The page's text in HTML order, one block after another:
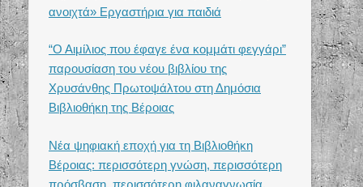
ανοιχτά» Εργαστήρια για παιδιά
“Ο Αιμίλιος που έφαγε ένα κομμάτι φεγγάρι”
παρουσίαση του νέου βιβλίου της
Χρυσάνθης Πρωτοψάλτου στη Δημόσια
Βιβλιοθήκη της Βέροιας
Νέα ψηφιακή εποχή για τη Βιβλιοθήκη
Βέροιας: περισσότερη γνώση, περισσότερη
πρόσβαση, περισσότερη φιλαναγνωσία.